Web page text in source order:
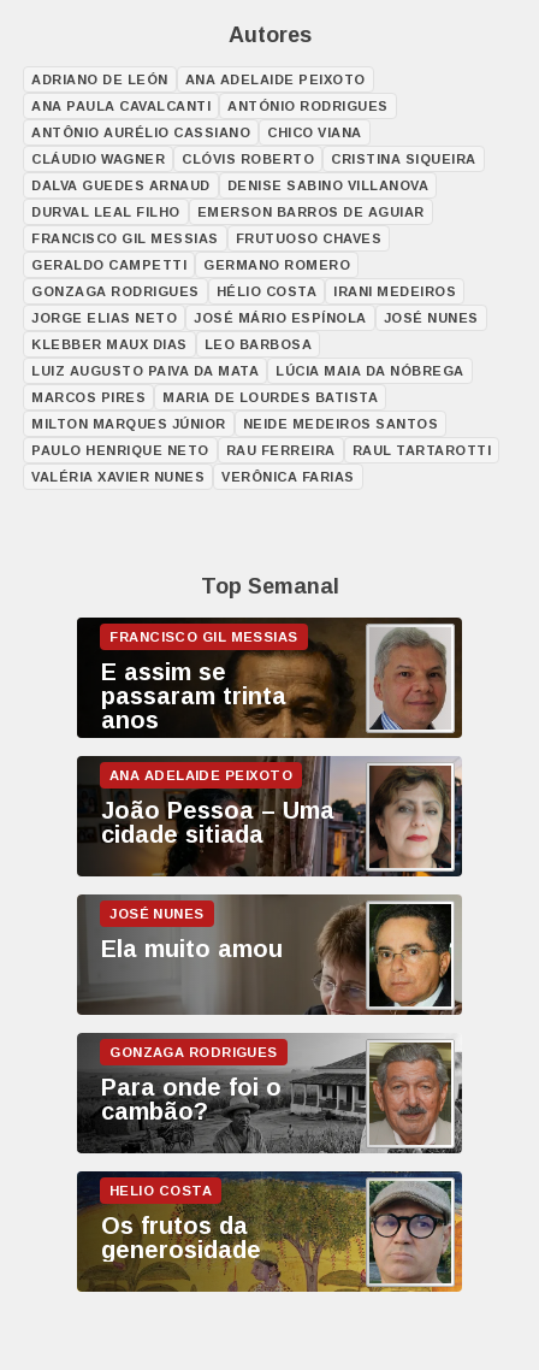
Autores
ADRIANO DE LEÓN
ANA ADELAIDE PEIXOTO
ANA PAULA CAVALCANTI
ANTÓNIO RODRIGUES
ANTÔNIO AURÉLIO CASSIANO
CHICO VIANA
CLÁUDIO WAGNER
CLÓVIS ROBERTO
CRISTINA SIQUEIRA
DALVA GUEDES ARNAUD
DENISE SABINO VILLANOVA
DURVAL LEAL FILHO
EMERSON BARROS DE AGUIAR
FRANCISCO GIL MESSIAS
FRUTUOSO CHAVES
GERALDO CAMPETTI
GERMANO ROMERO
GONZAGA RODRIGUES
HÉLIO COSTA
IRANI MEDEIROS
JORGE ELIAS NETO
JOSÉ MÁRIO ESPÍNOLA
JOSÉ NUNES
KLEBBER MAUX DIAS
LEO BARBOSA
LUIZ AUGUSTO PAIVA DA MATA
LÚCIA MAIA DA NÓBREGA
MARCOS PIRES
MARIA DE LOURDES BATISTA
MILTON MARQUES JÚNIOR
NEIDE MEDEIROS SANTOS
PAULO HENRIQUE NETO
RAU FERREIRA
RAUL TARTAROTTI
VALÉRIA XAVIER NUNES
VERÔNICA FARIAS
Top Semanal
E assim se
passaram trinta
anos
João Pessoa – Uma
cidade sitiada
Ela muito amou
Para onde foi o
cambão?
Os frutos da
generosidade